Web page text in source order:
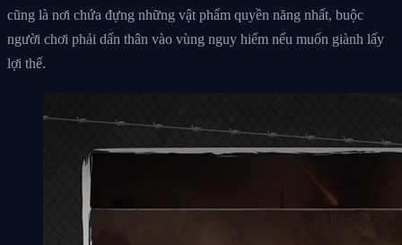
cũng là nơi chứa đựng những vật phẩm quyền năng nhất, buộc
người chơi phải dấn thân vào vùng nguy hiểm nếu muốn giành lấy
lợi thế.